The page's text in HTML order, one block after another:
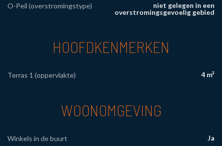
O-Peil (overstromingstype)
niet gelegen in een
overstromingsgevoelig gebied
HOOFDKENMERKEN
Terras 1 (oppervlakte) 4 m²
WOONOMGEVING
Winkels in de buurt
Ja